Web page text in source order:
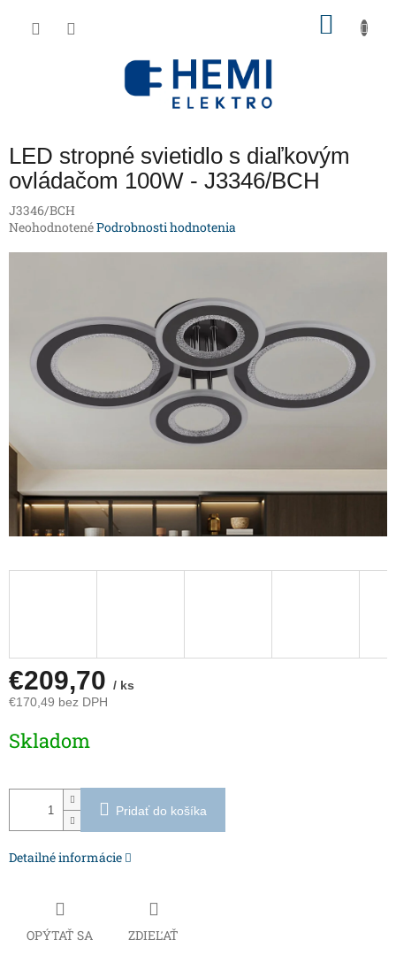
LED stropné svietidlo s diaľkovým
ovládačom 100W - J3346/BCH
J3346/BCH
Priemerné
hviezdičiek.
NeohodnotenéPodrobnosti hodnotenia
€209,70 / ks
€170,49 bez DPH
cena:
Skladom
Pridať do košíka
Detailné informácie
OPÝTAŤ SA ZDIEĽAŤ